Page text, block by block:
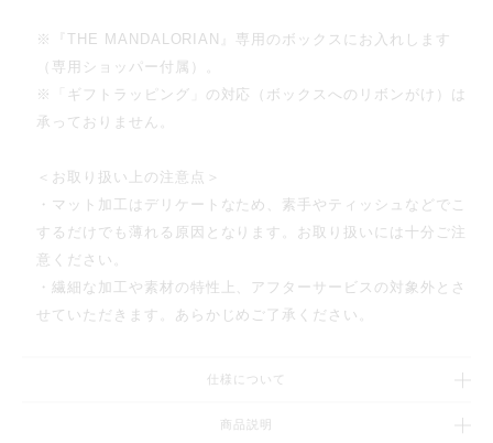
商品説明
仕様について
※『THE MANDALORIAN』専用のボックスにお入れします
（専用ショッパー付属）。
※「ギフトラッピング」の対応（ボックスへのリボンがけ）は
承っておりません。
＜お取り扱い上の注意点＞
・マット加工はデリケートなため、素手やティッシュなどでこ
するだけでも薄れる原因となります。お取り扱いには十分ご注
意ください。
・繊細な加工や素材の特性上、アフターサービスの対象外とさ
せていただきます。あらかじめご了承ください。